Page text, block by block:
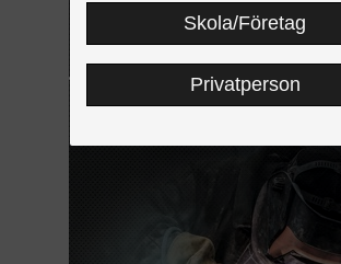
Skola/Företag
Privatperson